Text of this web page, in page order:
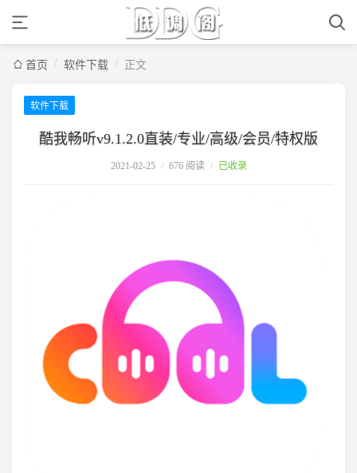
首页 / 软件下载 / 正文
软件下载
酷我畅听v9.1.2.0直装/专业/高级/会员/特权版
2021-02-25 / 676 阅读 / 已收录